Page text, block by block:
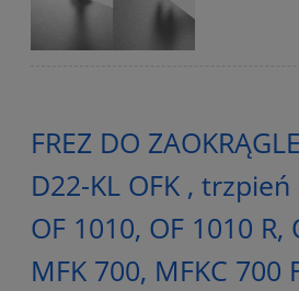
FREZ DO
D22-KL OFK ,
OF 1010, OF 1010 R,
MFK 700, MFKC 700